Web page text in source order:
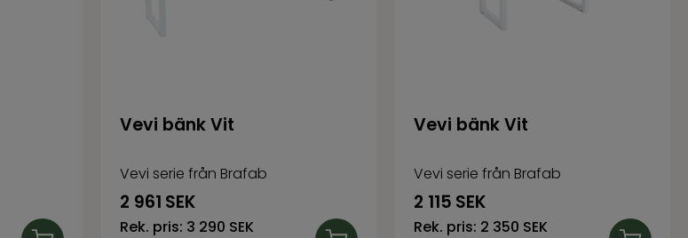
Vevi bänk Vit
Vevi serie från Brafab
2 961 SEK
Rek. pris: 3 290 SEK
Vevi bänk Vit
Vevi serie från Brafab
2 115 SEK
Rek. pris: 2 350 SEK